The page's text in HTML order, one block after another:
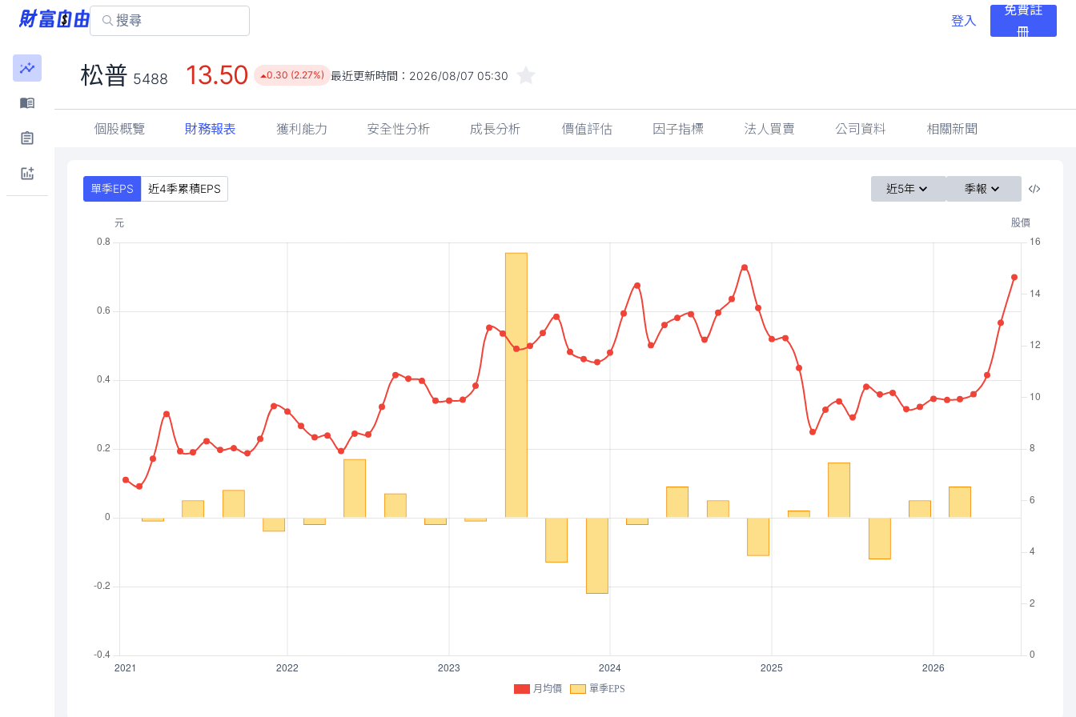
登入
免費註
冊
松普 5488 13.50 0.30 (2.27%) 最近更新時間： 2026/08/07 05:30
個股概覽 財務報表 獲利能力 安全性分析 成長分析 價值評估 因子指標 法人買賣 公司資料 相關新聞
單季EPS 近4季累積EPS 近5年 季報
月均價 單季EPS